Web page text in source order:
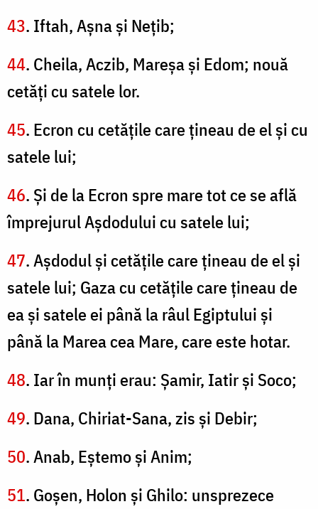
43. Iftah, Aşna şi Neţib;
44. Cheila, Aczib, Mareşa şi Edom; nouă
cetăţi cu satele lor.
45. Ecron cu cetăţile care ţineau de el şi cu
satele lui;
46. Şi de la Ecron spre mare tot ce se află
împrejurul Aşdodului cu satele lui;
47. Aşdodul şi cetăţile care ţineau de el şi
satele lui; Gaza cu cetăţile care ţineau de
ea şi satele ei până la râul Egiptului şi
până la Marea cea Mare, care este hotar.
48. Iar în munţi erau: Şamir, Iatir şi Soco;
49. Dana, Chiriat-Sana, zis şi Debir;
50. Anab, Eştemo şi Anim;
51. Goşen, Holon şi Ghilo: unsprezece